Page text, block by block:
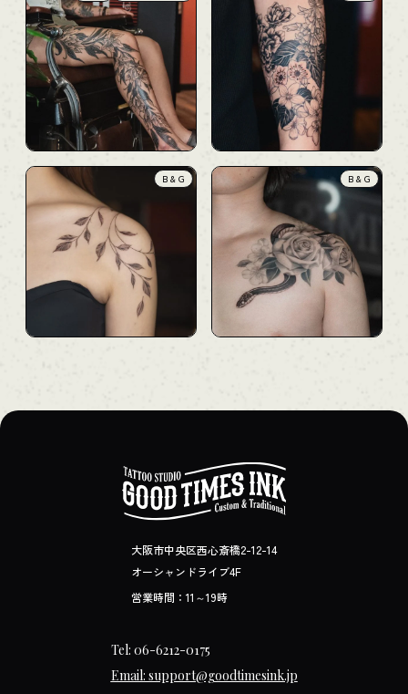
B & G B & G
大阪市中央区西心斎橋2-12-14
オーシャンドライブ4F
営業時間：11～19時
Tel: 06-6212-0175
Email: support@goodtimesink.jp